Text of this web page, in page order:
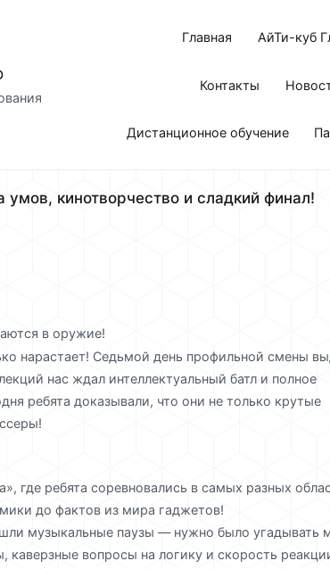
Главная АйТи-куб
Контакты
Дистанционное обучение
кинотворчество и сладкий финал!
в оружие!
нарастает! Седьмой день профильной смены
нас ждал интеллектуальный батл и полное
ребята доказывали, что они не только крутые
где ребята соревновались в самых разных
до фактов из мира гаджетов!
музыкальные паузы — нужно было угадывать
каверзные вопросы на логику и скорость